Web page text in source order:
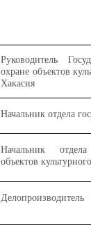
Руководитель
охране объектов
Хакасия
Начальник отдела
Начальник
объектов
Делопроизводитель